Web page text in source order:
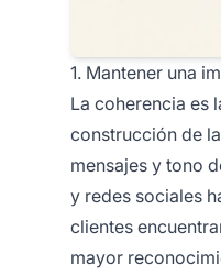
1. Mantener una
La coherencia es
construcción de
mensajes y tono
y redes sociales
clientes
mayor